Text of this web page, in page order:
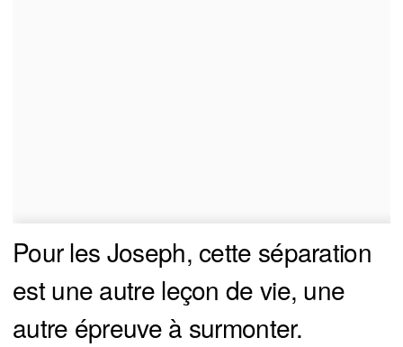
Pour les Joseph, cette séparation
est une autre leçon de vie, une
autre épreuve à surmonter.